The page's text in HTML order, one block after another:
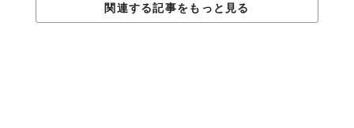
関連する記事をもっと見る